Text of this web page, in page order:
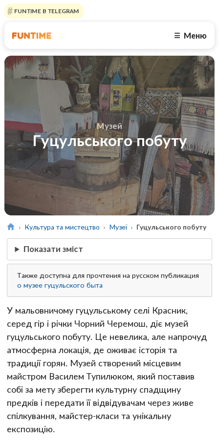
FUNTIME В TELEGRAM
☰ Меню
Музей
Гуцульського побуту
Культура та мистецтво Музеї Гуцульського побуту
Показати зміст
Также доступна для прочтения на русском публикация
о музее гуцульского быта
У мальовничому гуцульському селі Красник,
серед гір і річки Чорний Черемош, діє музей
гуцульського побуту. Це невелика, але напрочуд
атмосферна локація, де оживає історія та
традиції горян. Музей створений місцевим
майстром Василем Тупилюком, який поставив
собі за мету зберегти культурну спадщину
предків і передати її відвідувачам через живе
спілкування, майстер-класи та унікальну
експозицію.